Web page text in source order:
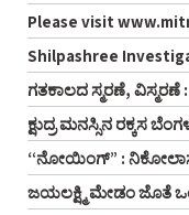
Please visit
Shilpashree
ಗತಕಾಲದ ಸ್ಮರಣೆ, ವಿಸ್ಮರಣೆ
ಕ್ಷುದ್ರ ಮನಸ್ಸಿನ ರಕ್ಕಸ
“ನೋಯಿಂಗ್” : ನಿಕೋಲಾಸ್
ಜಯಲಕ್ಷ್ಮಿ ಮೇಡಂ ಜೊತೆ